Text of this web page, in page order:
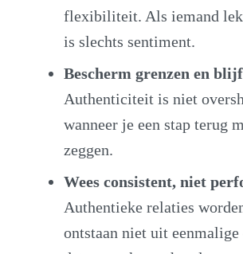
flexibiliteit. Als iemand
is slechts sentiment.
Bescherm grenzen en
Authenticiteit is niet
wanneer je een stap terug
zeggen.
Wees consistent, niet
Authentieke relaties
ontstaan niet uit